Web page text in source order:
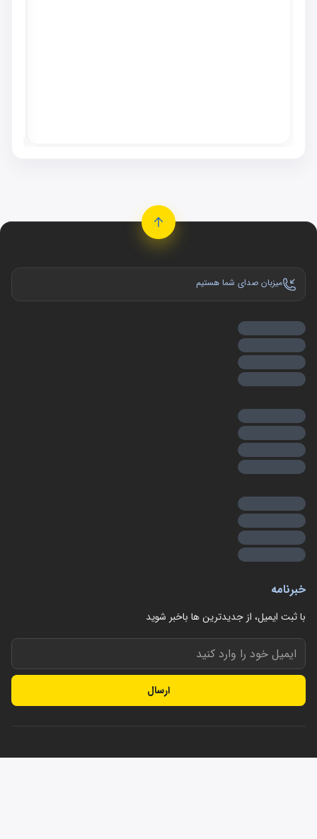
میزبان صدای شما هستیم
خبرنامه
با ثبت ایمیل، از جدید‌ترین ها با‌خبر شوید
ارسال